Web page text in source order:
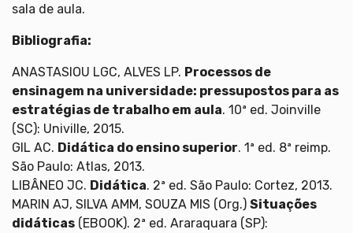
sala de aula.
Bibliografia:
ANASTASIOU LGC, ALVES LP. Processos de
ensinagem na universidade: pressupostos para as
estratégias de trabalho em aula. 10ª ed. Joinville
(SC): Univille, 2015.
GIL AC. Didática do ensino superior. 1ª ed. 8ª reimp.
São Paulo: Atlas, 2013.
LIBÂNEO JC. Didática. 2ª ed. São Paulo: Cortez, 2013.
MARIN AJ, SILVA AMM, SOUZA MIS (Org.) Situações
didáticas (EBOOK). 2ª ed. Araraquara (SP):